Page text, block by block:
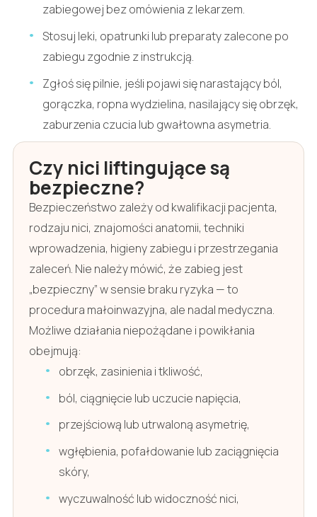
zabiegowej bez omówienia z lekarzem.
Stosuj leki, opatrunki lub preparaty zalecone po
zabiegu zgodnie z instrukcją.
Zgłoś się pilnie, jeśli pojawi się narastający ból,
gorączka, ropna wydzielina, nasilający się obrzęk,
zaburzenia czucia lub gwałtowna asymetria.
Czy nici liftingujące są
bezpieczne?
Bezpieczeństwo zależy od kwalifikacji pacjenta,
rodzaju nici, znajomości anatomii, techniki
wprowadzenia, higieny zabiegu i przestrzegania
zaleceń. Nie należy mówić, że zabieg jest
„bezpieczny” w sensie braku ryzyka — to
procedura małoinwazyjna, ale nadal medyczna.
Możliwe działania niepożądane i powikłania
obejmują:
obrzęk, zasinienia i tkliwość,
ból, ciągnięcie lub uczucie napięcia,
przejściową lub utrwaloną asymetrię,
wgłębienia, pofałdowanie lub zaciągnięcia
skóry,
wyczuwalność lub widoczność nici,